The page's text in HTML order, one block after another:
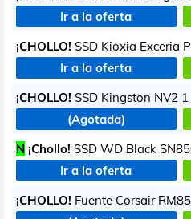
Ir a la oferta
¡CHOLLO! SSD Kioxia Exceria
Ir a la oferta
¡CHOLLO! SSD Kingston NV2 1
(Agotada)
N ¡Chollo! SSD WD Black
Ir a la oferta
¡CHOLLO! Fuente Corsair